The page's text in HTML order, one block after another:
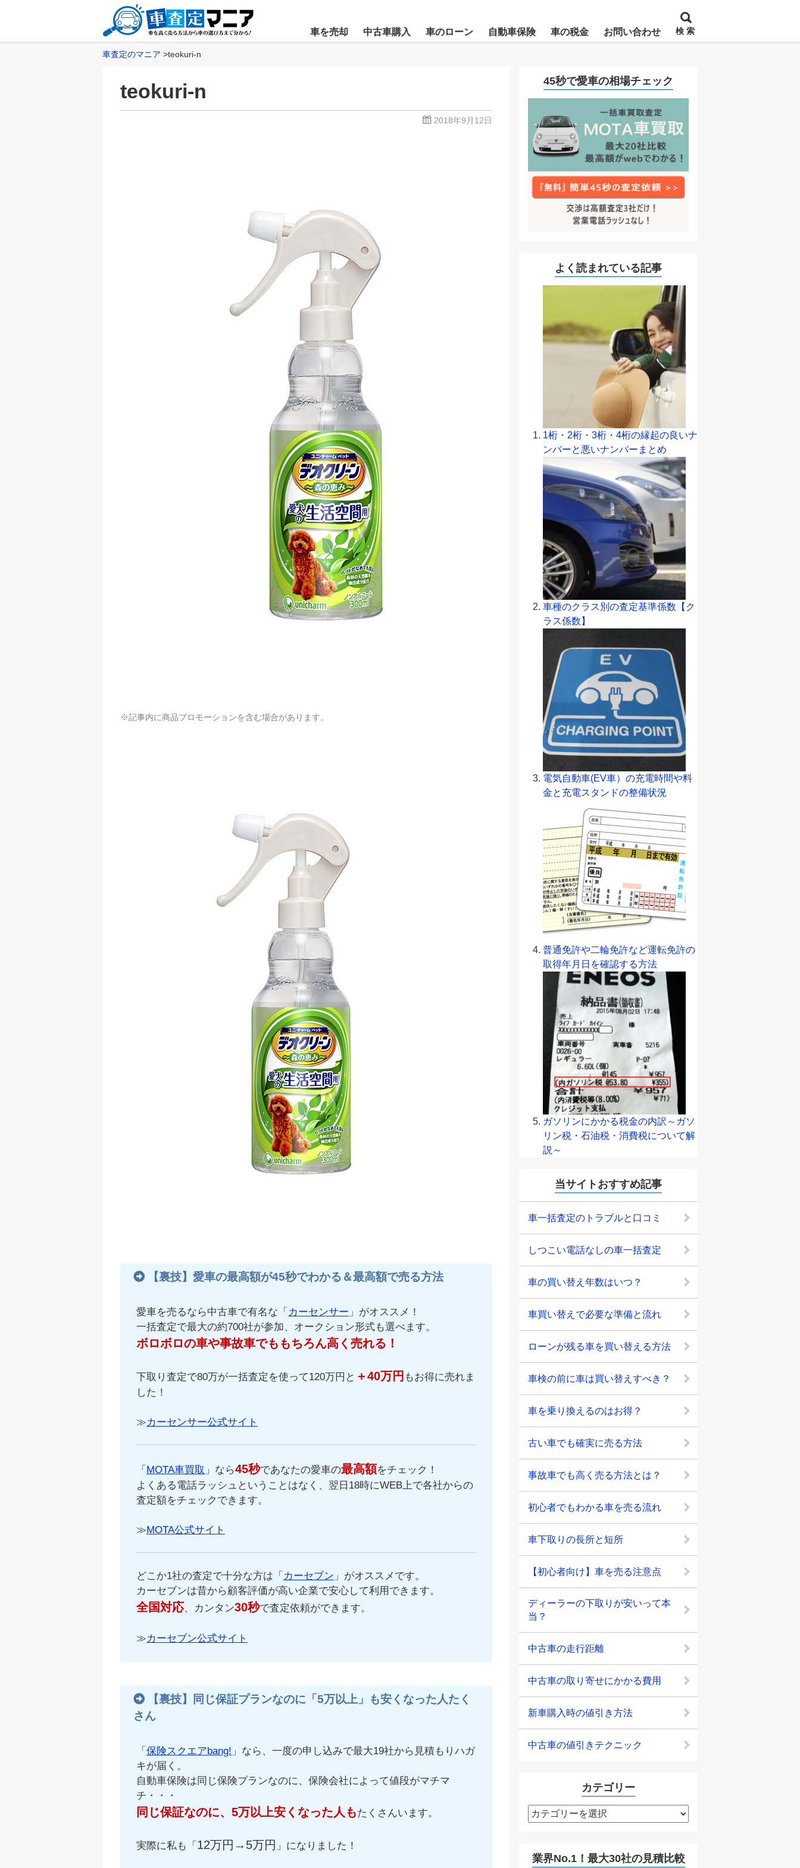
車を売却 中古車購入 車のローン 自動車保険 車の税金 お問い合わせ 検 索
車査定のマニア teokuri-n
teokuri-n
2018年9月12日
※記事内に商品プロモーションを含む場合があります。
【裏技】愛車の最高額が45秒でわかる＆最高額で売る方法
愛車を売るなら中古車で有名な「 カーセンサー 」がオススメ！
一括査定で最大の約700社が参加、オークション形式も選べます。
ボロボロの車や事故車でももちろん高く売れる！
下取り査定で80万が一括査定を使って120万円と ＋40万円 もお得に売れま
した！
≫カーセンサー公式サイト
「 MOTA車買取 」なら45秒であなたの愛車の最高額をチェック！
よくある電話ラッシュということはなく、翌日18時にWEB上で各社からの
査定額をチェックできます。
≫MOTA公式サイト
どこか1社の査定で十分な方は「 カーセブン 」がオススメです。
カーセブンは昔から顧客評価が高い企業で安心して利用できます。
全国対応、カンタン30秒で査定依頼ができます。
≫カーセブン公式サイト
【裏技】同じ保証プランなのに「5万以上」も安くなった人たく
さん
「 保険スクエアbang! 」なら、一度の申し込みで最大19社から見積もりハガ
キが届く。
自動車保険は同じ保険プランなのに、保険会社によって値段がマチマ
チ・・・
同じ保証なのに、5万以上安くなった人もたくさんいます。
実際に私も「 12万円→5万円 」になりました！
45秒で愛車の相場チェック
よく読まれている記事
1桁・2桁・3桁・4桁の縁起の良いナ
ンバーと悪いナンバーまとめ
車種のクラス別の査定基準係数【ク
ラス係数】
電気自動車(EV車）の充電時間や料
金と充電スタンドの整備状況
普通免許や二輪免許など運転免許の
取得年月日を確認する方法
ガソリンにかかる税金の内訳～ガソ
リン税・石油税・消費税について解
説～
当サイトおすすめ記事
車一括査定のトラブルと口コミ
しつこい電話なしの車一括査定
車の買い替え年数はいつ？
車買い替えで必要な準備と流れ
ローンが残る車を買い替える方法
車検の前に車は買い替えすべき？
車を乗り換えるのはお得？
古い車でも確実に売る方法
事故車でも高く売る方法とは？
初心者でもわかる車を売る流れ
車下取りの長所と短所
【初心者向け】車を売る注意点
ディーラーの下取りが安いって本
当？
中古車の走行距離
中古車の取り寄せにかかる費用
新車購入時の値引き方法
中古車の値引きテクニック
カテゴリー
カ
テ
リ
業界No.1！最大30社の見積比較